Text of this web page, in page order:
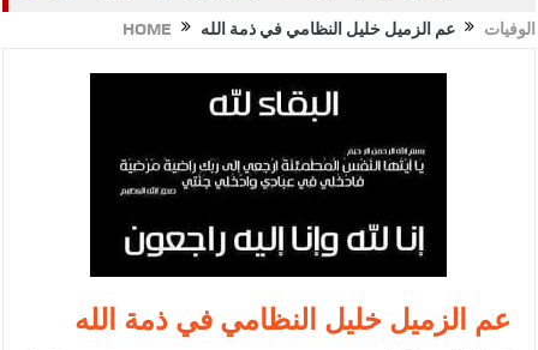
بيان اجتماع عمّان:دعم الوصاية الهاشمية التاريخية على المقدسات
الإسلامية والمسيحية
النواب يقر مشروع تعديل قانون الملكية العقارية
على شراكة فاعلة مع الإعلام
دعوة المكلفين بخدمة العلم (الدفعة الثالثة) إلى مراجعة منصة خدمة
HOME الوفيات عم الزميل خليل النظامي في ذمة الله
عم الزميل خليل النظامي في ذمة الله